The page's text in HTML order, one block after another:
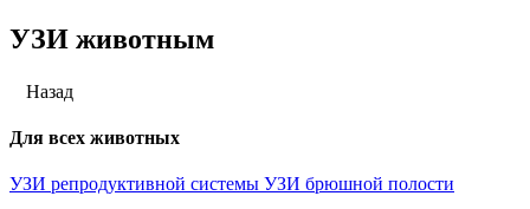
УЗИ животным
Назад
Для всех животных
УЗИ репродуктивной системы УЗИ брюшной полости